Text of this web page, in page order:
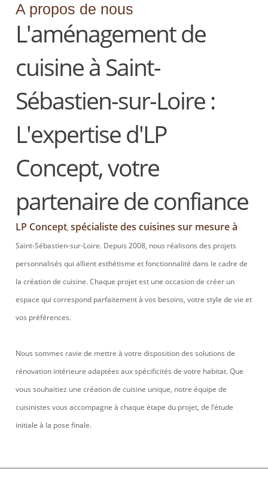
A propos de nous
L'aménagement de
cuisine à Saint-
Sébastien-sur-Loire :
L'expertise d'LP
Concept, votre
partenaire de confiance
LP Concept, spécialiste des cuisines sur mesure à
Saint-Sébastien-sur-Loire. Depuis 2008, nous réalisons des projets
personnalisés qui allient esthétisme et fonctionnalité dans le cadre de
la création de cuisine. Chaque projet est une occasion de créer un
espace qui correspond parfaitement à vos besoins, votre style de vie et
vos préférences.
Nous sommes ravie de mettre à votre disposition des solutions de
rénovation intérieure adaptées aux spécificités de votre habitat. Que
vous souhaitiez une création de cuisine unique, notre équipe de
cuisinistes vous accompagne à chaque étape du projet, de l’étude
initiale à la pose finale.